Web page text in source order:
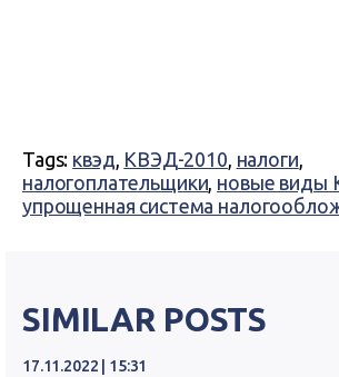
Tags: квэд, КВЭД-2010, налоги,
налогоплательщики, новые виды
упрощенная система
SIMILAR POSTS
17.11.2022 | 15:31